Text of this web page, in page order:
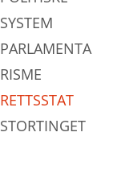
SYSTEM
PARLAMENTA
RISME
RETTSSTAT
STORTINGET